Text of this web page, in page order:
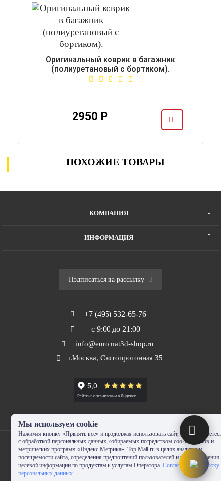
Оригинальный коврик в багажник
(полиуретановый с бортиком).
2950 Р
ПОХОЖИЕ ТОВАРЫ
КОМПАНИЯ
ИНФОРМАЦИЯ
Подписаться на рассылку
+7 (495) 532-65-76
с 9:00 до 21:00
info@euromat3d-shop.ru
г.Москва, Скотопрогонная 35
© 2010-2024 - EUROMAT|3D-SHOP.RU. Все права защищены. Копирование
Мы используем cookie
Нажимая кнопку «Принять все» и продолжая использовать сайт, Вы
с обработкой персональных данных, собираемых посредством cookie-файлов и
метрических программ «Яндекс.Метрика», Top.Mail.ru в целях аналитики
посещаемости сайта, определения предпочтений пользователей и предоставления
целевой информации по продуктам и услугам Оператора.Согласие на обработку
персональных данных.